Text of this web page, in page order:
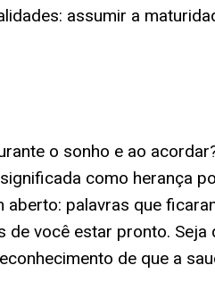
assumir a
o sonho e ao
como herança
palavras que
você estar pronto.
de que a